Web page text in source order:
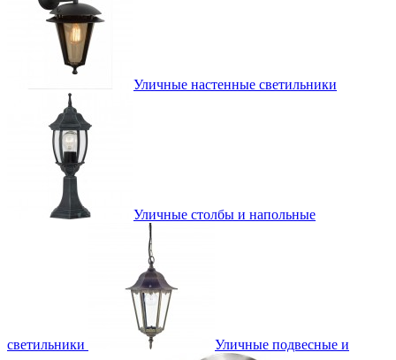
Уличные настенные светильники
Уличные столбы и напольные
светильники Уличные подвесные и